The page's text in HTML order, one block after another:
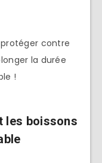
contre
la durée
!
les boissons